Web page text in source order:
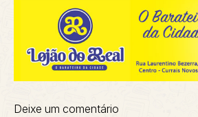
Deixe um comentário